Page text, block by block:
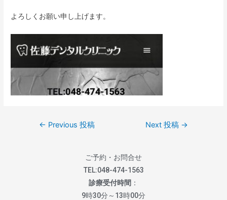
よろしくお願い申し上げます。
← Previous 投稿 Next 投稿 →
ご予約・お問合せ
TEL:048-474-1563
診療受付時間 ：
9時30分～13時00分